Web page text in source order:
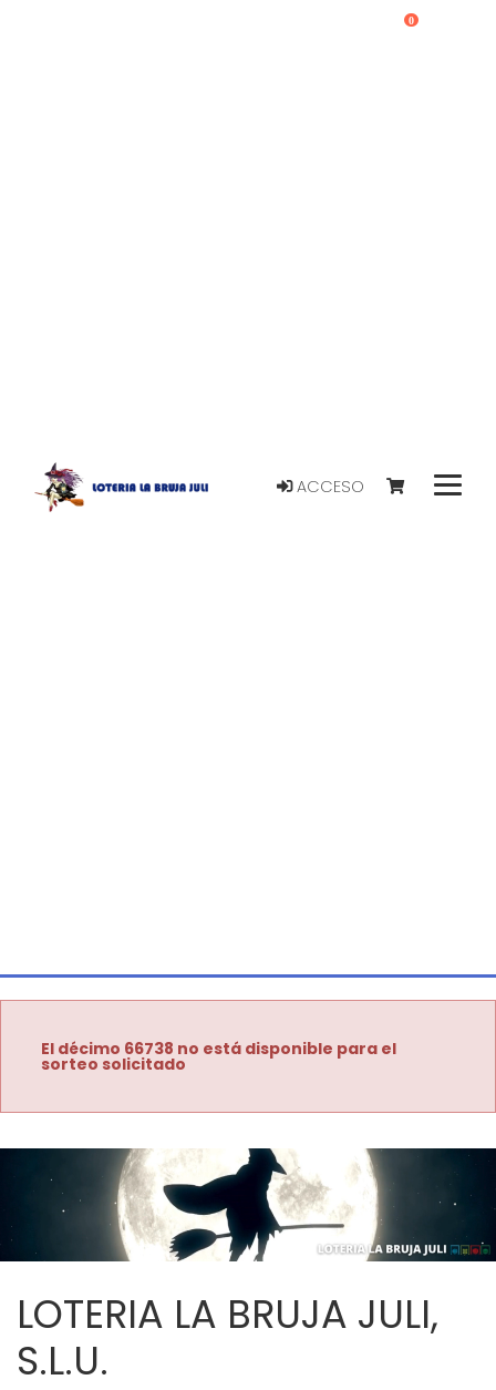
ACCESO
0
El décimo 66738 no está disponible para el
sorteo solicitado
LOTERIA LA BRUJA JULI,
S.L.U.